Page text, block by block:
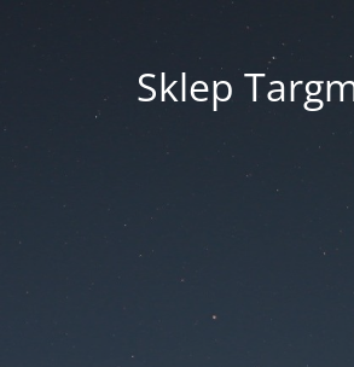
Sklep